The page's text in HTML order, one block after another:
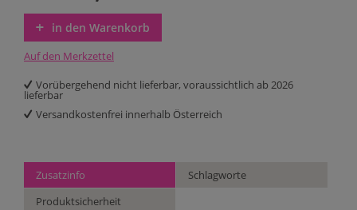
in den Warenkorb
Auf den Merkzettel
Vorübergehend nicht lieferbar, voraussichtlich ab 2026
lieferbar
Versandkostenfrei innerhalb Österreich
Zusatzinfo
Schlagworte
Produktsicherheit